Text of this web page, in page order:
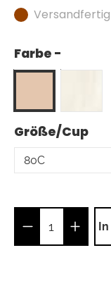
Versandfertig
Farbe -
Größe/Cup
Produkt